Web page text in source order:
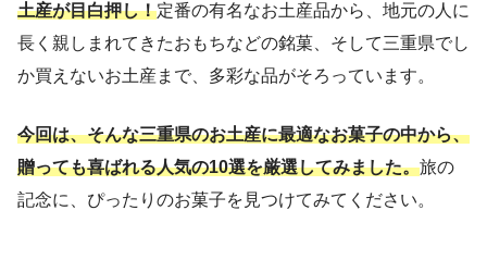
土産が目白押し！定番の有名なお土産品から、地元の人に
長く親しまれてきたおもちなどの銘菓、そして三重県でし
か買えないお土産まで、多彩な品がそろっています。
今回は、そんな三重県のお土産に最適なお菓子の中から、
贈っても喜ばれる人気の10選を厳選してみました。旅の
記念に、ぴったりのお菓子を見つけてみてください。